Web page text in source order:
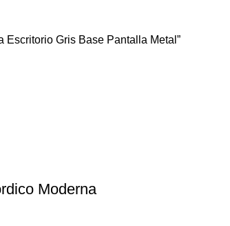
Escritorio Gris Base Pantalla Metal”
Moderna